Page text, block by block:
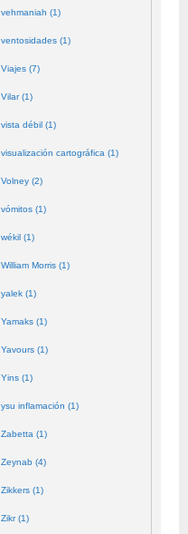
vehmaniah (1)
ventosidades (1)
Viajes (7)
Vilar (1)
vista débil (1)
visualización cartográfica (1)
Volney (2)
vómitos (1)
wékil (1)
William Morris (1)
yalek (1)
Yamaks (1)
Yavours (1)
Yins (1)
ysu inflamación (1)
Zabetta (1)
Zeynab (4)
Zikkers (1)
Zikr (1)